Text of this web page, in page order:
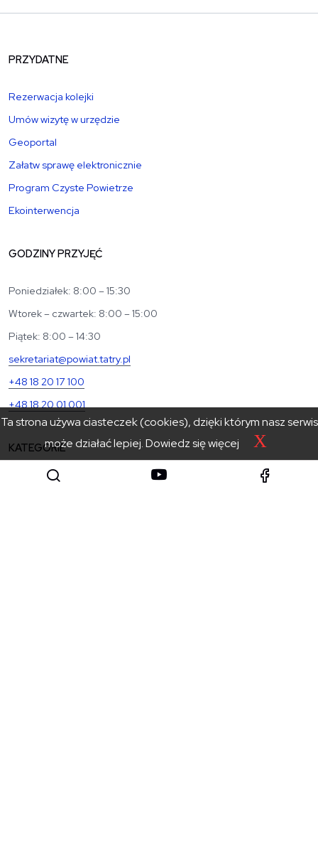
PRZYDATNE
Rezerwacja kolejki
Umów wizytę w urzędzie
Geoportal
Załatw sprawę elektronicznie
Program Czyste Powietrze
Ekointerwencja
GODZINY PRZYJĘĆ
Poniedziałek: 8:00 – 15:30
Wtorek – czwartek: 8:00 – 15:00
Piątek: 8:00 – 14:30
sekretariat@powiat.tatry.pl
+48 18 20 17 100
+48 18 20 01 001
KATEGORIE
Ta strona używa ciasteczek (cookies), dzięki którym nasz serwis
może działać lepiej.Dowiedz się więcej X